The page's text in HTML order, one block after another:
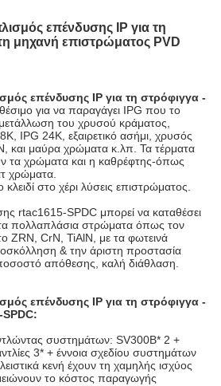
επένδυσης IP για τη
μηχανή επιστρώματος PVD
επένδυσης IP για τη στρόφιγγα -
για να παραγάγει IPG που το
του χρυσού κράματος,
IPG 24K, εξαιρετικό ασήμι, χρυσός
και μαύρα χρώματα κ.λπ. Τα τέρματα
τα χρώματα και η καθρέφτης-όπως
χρώματα.
στο χέρι λύσεις επιστρώματος.
rtac1615-SPDC μπορεί να καταθέσει
τα πολλαπλάσια στρώματα όπως τον
ZRN, CrN, TiAlN, με τα φωτεινά
& την άριστη προστασία
απόθεσης, καλή διάθλαση.
επένδυσης IP για τη στρόφιγγα -
συστημάτων: SV300B* 2 +
3* + έννοια σχεδίου συστημάτων
κενή έχουν τη χαμηλής ισχύος
το κόστος παραγωγής